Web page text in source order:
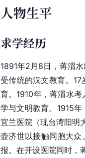
人物生平
求学经历
1891年2月8日，蒋渭
受传统的汉文教育。
育。1910年，蒋渭水
学与文明教育。1915
宜兰医院（现台湾阳明
壶济世以接触同胞大
报。在开设医院同时，